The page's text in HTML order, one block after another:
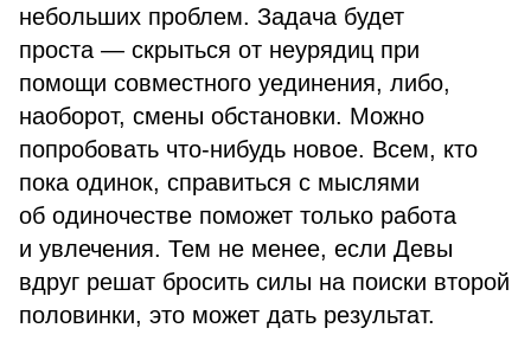
небольших проблем. Задача будет
проста — скрыться от неурядиц при
помощи совместного уединения, либо,
наоборот, смены обстановки. Можно
попробовать что-нибудь новое. Всем, кто
пока одинок, справиться с мыслями
об одиночестве поможет только работа
и увлечения. Тем не менее, если Девы
вдруг решат бросить силы на поиски второй
половинки, это может дать результат.